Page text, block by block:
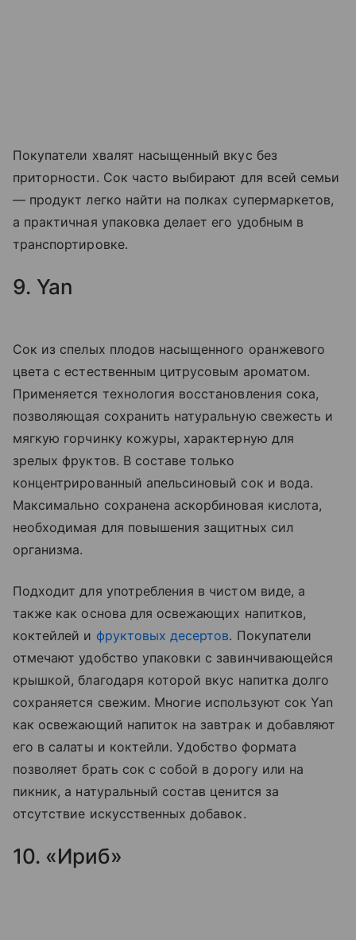
Покупатели хвалят насыщенный вкус без
приторности. Сок часто выбирают для всей семьи
— продукт легко найти на полках супермаркетов,
а практичная упаковка делает его удобным в
транспортировке.
9. Yan
Сок из спелых плодов насыщенного оранжевого
цвета с естественным цитрусовым ароматом.
Применяется технология восстановления сока,
позволяющая сохранить натуральную свежесть и
мягкую горчинку кожуры, характерную для
зрелых фруктов. В составе только
концентрированный апельсиновый сок и вода.
Максимально сохранена аскорбиновая кислота,
необходимая для повышения защитных сил
организма.
Подходит для употребления в чистом виде, а
также как основа для освежающих напитков,
коктейлей и фруктовых десертов. Покупатели
отмечают удобство упаковки с завинчивающейся
крышкой, благодаря которой вкус напитка долго
сохраняется свежим. Многие используют сок Yan
как освежающий напиток на завтрак и добавляют
его в салаты и коктейли. Удобство формата
позволяет брать сок с собой в дорогу или на
пикник, а натуральный состав ценится за
отсутствие искусственных добавок.
10. «Ириб»